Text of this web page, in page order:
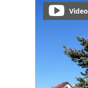
Video